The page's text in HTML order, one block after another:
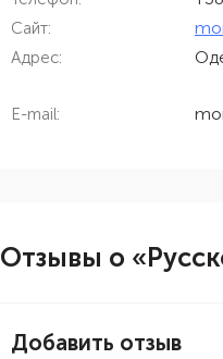
Сайт:
Адрес:
E-mail:
Отзывы о
Добавить отзыв